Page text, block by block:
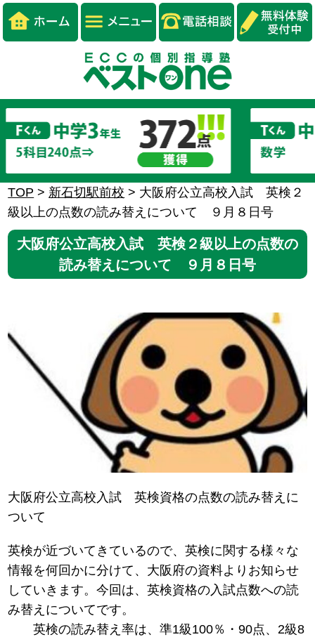
TOP > 新石切駅前校 > 大阪府公立高校入試 英検２
級以上の点数の読み替えについて ９月８日号
大阪府公立高校入試 英検２級以上の点数の
読み替えについて ９月８日号
大阪府公立高校入試 英検資格の点数の読み替えに
ついて
英検が近づいてきているので、英検に関する様々な
情報を何回かに分けて、大阪府の資料よりお知らせ
していきます。今回は、英検資格の入試点数への読
み替えについてです。
英検の読み替え率は、準1級100％・90点、2級8